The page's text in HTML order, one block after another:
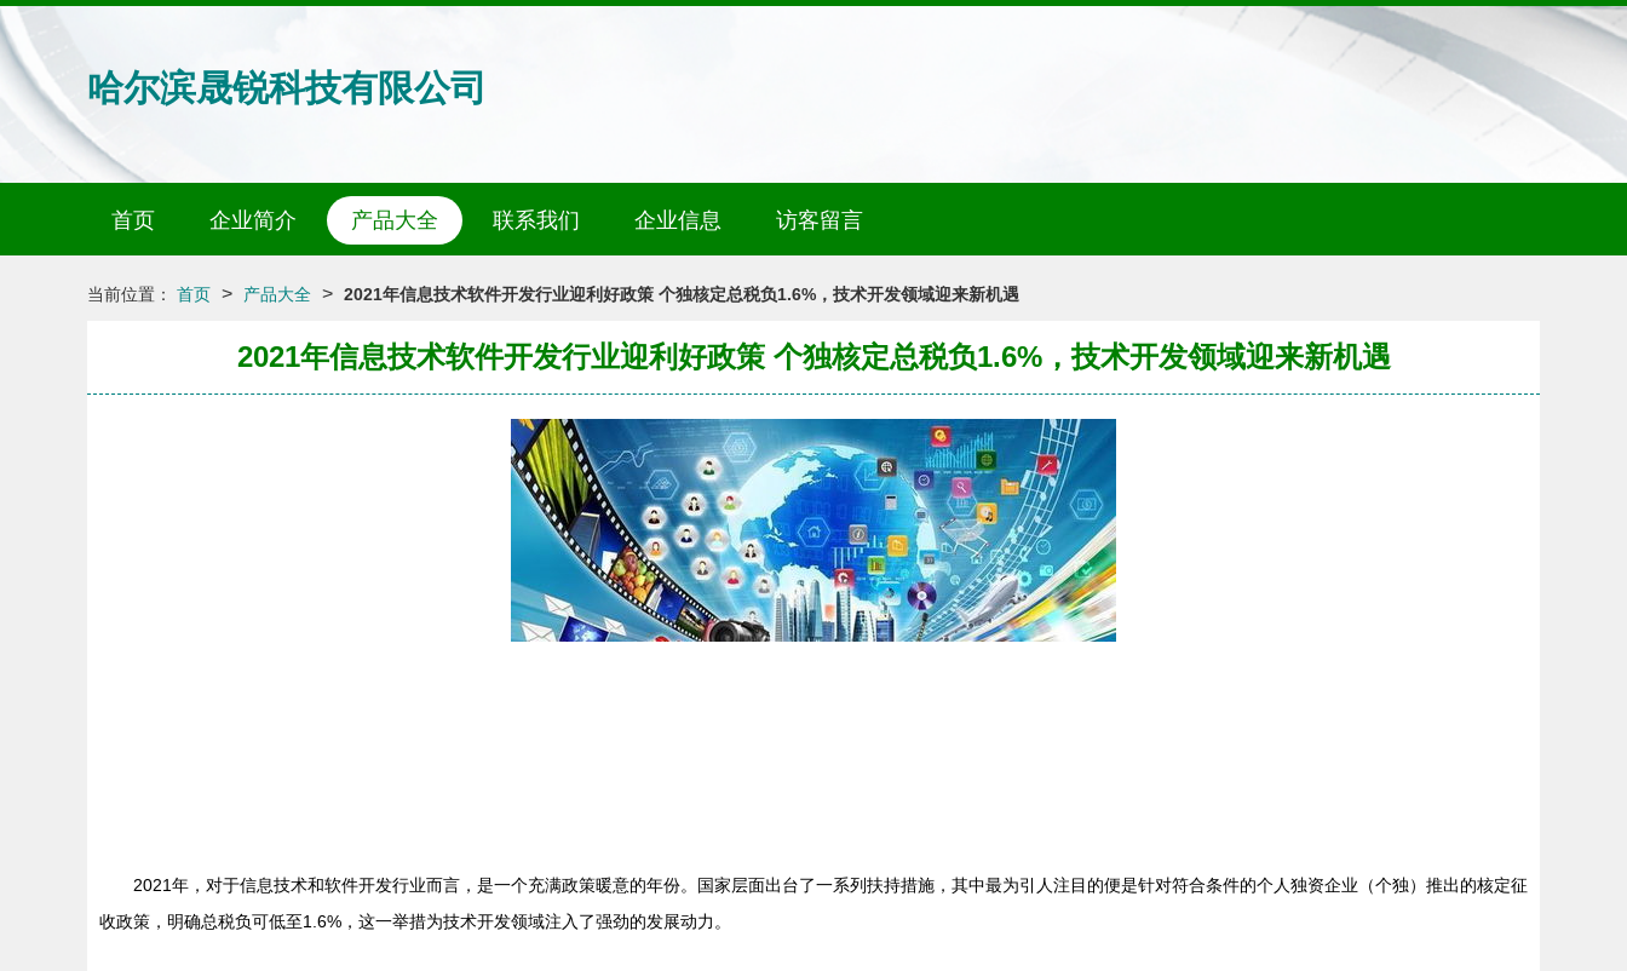
哈尔滨晟锐科技有限公司
首页 企业简介 产品大全 联系我们 企业信息 访客留言
当前位置： 首页 > 产品大全 > 2021年信息技术软件开发行业迎利好政策 个独核定总税负1.6%，技术开发领域迎来新机遇
2021年信息技术软件开发行业迎利好政策 个独核定总税负1.6%，技术开发领域迎来新机遇
2021年，对于信息技术和软件开发行业而言，是一个充满政策暖意的年份。国家层面出台了一系列扶持措施，其中最为引人注目的便是针对符合条件的个人独资企业（个独）推出的核定征
收政策，明确总税负可低至1.6%，这一举措为技术开发领域注入了强劲的发展动力。